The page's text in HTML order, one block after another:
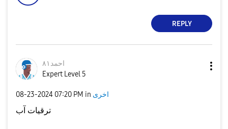
REPLY
احمد٨١
Expert Level 5
‎08-23-2024 07:20 PM in اخرى
ترقيات آب